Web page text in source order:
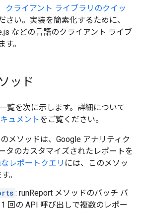
クライアント ライブラリのクイッ
さい。実装を簡素化するために、
などの言語のクライアント ライブ
。
ッド
覧を次に示します。詳細について
ュメントをご覧ください。
メソッドは、Google アナリティク
タのカスタマイズされたレポートを
レポートクエリ には、このメソッ
。
: runReport メソッドのバッチ バ
回の API 呼び出しで複数のレポー